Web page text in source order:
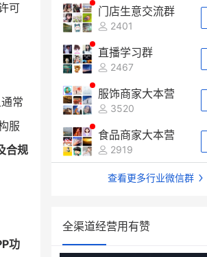
可
常
服
合规
功
门店生意交流群
2401
直播学习群
2467
服饰商家大本营
3520
食品商家大本营
2919
查看更多行业微信群
全渠道经营用有赞